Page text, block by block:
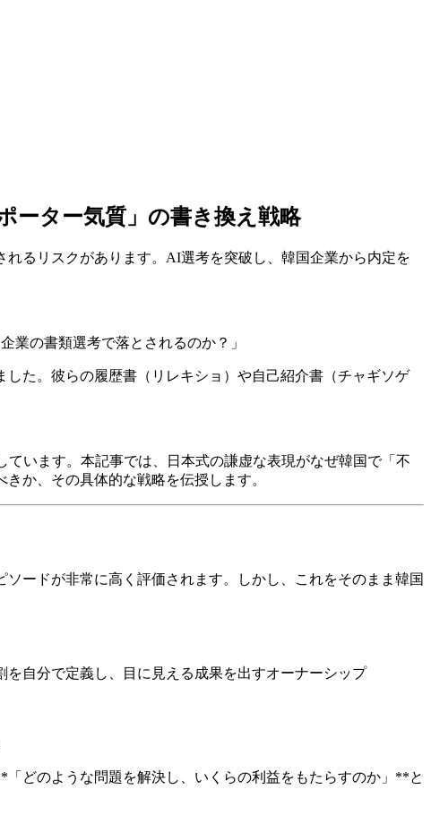
ーター気質」の書き換え戦略
れるリスクがあります。AI選考を突破し、韓国企業から内定を
業の書類選考で落とされるのか？」
た。彼らの履歴書（リレキショ）や自己紹介書（チャギソゲ
います。本記事では、日本式の謙虚な表現がなぜ韓国で「不
か、その具体的な戦略を伝授します。
ードが非常に高く評価されます。しかし、これをそのまま韓国
自分で定義し、目に見える成果を出すオーナーシップ
どのような問題を解決し、いくらの利益をもたらすのか」**と